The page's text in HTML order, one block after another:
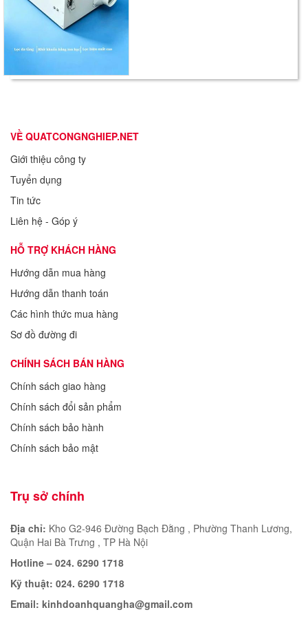
VỀ QUATCONGNGHIEP.NET
Giới thiệu công ty
Tuyển dụng
Tin tức
Liên hệ - Góp ý
HỖ TRỢ KHÁCH HÀNG
Hướng dẫn mua hàng
Hướng dẫn thanh toán
Các hình thức mua hàng
Sơ đồ đường đi
CHÍNH SÁCH BÁN HÀNG
Chính sách giao hàng
Chính sách đổi sản phẩm
Chính sách bảo hành
Chính sách bảo mật
Trụ sở chính
Địa chỉ: Kho G2-946 Đường Bạch Đằng , Phường Thanh Lương,
Quận Hai Bà Trưng , TP Hà Nội
Hotline – 024. 6290 1718
Kỹ thuật: 024. 6290 1718
Email: kinhdoanhquangha@gmail.com